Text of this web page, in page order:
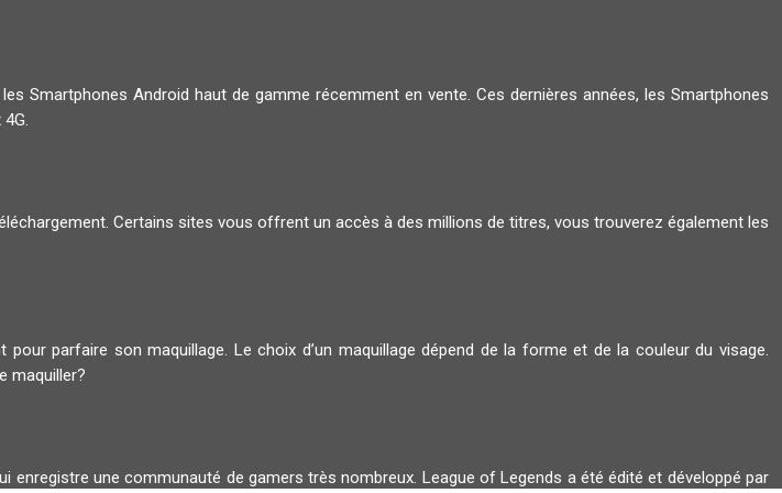
Smartphones Android haut de gamme récemment en vente. Ces dernières années, les Smartphones
Certains sites vous offrent un accès à des millions de titres, vous trouverez également les
parfaire son maquillage. Le choix d’un maquillage dépend de la forme et de la couleur du visage.
maquiller?
une communauté de gamers très nombreux. League of Legends a été édité et développé par